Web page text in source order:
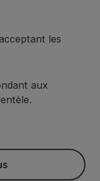
les
aux